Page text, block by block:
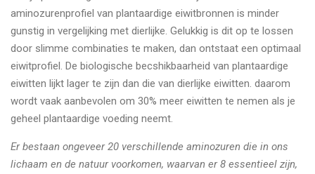
aminozurenprofiel van plantaardige eiwitbronnen is minder
gunstig in vergelijking met dierlijke. Gelukkig is dit op te lossen
door slimme combinaties te maken, dan ontstaat een optimaal
eiwitprofiel. De biologische becshikbaarheid van plantaardige
eiwitten lijkt lager te zijn dan die van dierlijke eiwitten. daarom
wordt vaak aanbevolen om 30% meer eiwitten te nemen als je
geheel plantaardige voeding neemt.
Er bestaan ongeveer 20 verschillende aminozuren die in ons
lichaam en de natuur voorkomen, waarvan er 8 essentieel zijn,